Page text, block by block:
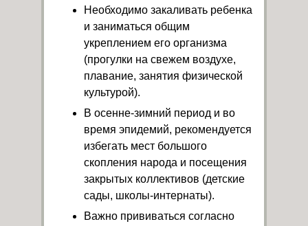
Необходимо закаливать ребенка
и заниматься общим
укреплением его организма
(прогулки на свежем воздухе,
плавание, занятия физической
культурой).
В осенне-зимний период и во
время эпидемий, рекомендуется
избегать мест большого
скопления народа и посещения
закрытых коллективов (детские
сады, школы-интернаты).
Важно прививаться согласно